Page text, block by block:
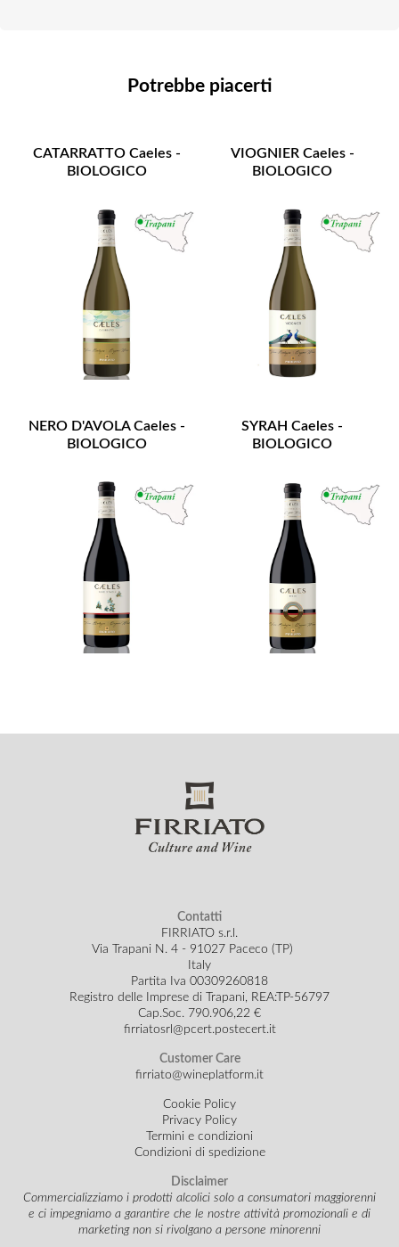
Potrebbe piacerti
CATARRATTO Caeles -
BIOLOGICO
VIOGNIER Caeles -
BIOLOGICO
NERO D'AVOLA Caeles -
BIOLOGICO
SYRAH Caeles -
BIOLOGICO
Contatti
FIRRIATO s.r.l.
Via Trapani N. 4 - 91027 Paceco (TP)
Italy
Partita Iva 00309260818
Registro delle Imprese di Trapani, REA:TP-56797
Cap.Soc. 790.906,22 €
firriatosrl@pcert.postecert.it
Customer Care
firriato@wineplatform.it
Cookie Policy
Privacy Policy
Termini e condizioni
Condizioni di spedizione
Disclaimer
Commercializziamo i prodotti alcolici solo a consumatori maggiorenni
e ci impegniamo a garantire che le nostre attività promozionali e di
marketing non si rivolgano a persone minorenni